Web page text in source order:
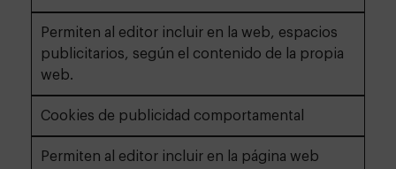
Permiten al editor incluir en la web, espacios
publicitarios, según el contenido de la propia
web.
Cookies de publicidad comportamental
Permiten al editor incluir en la página web